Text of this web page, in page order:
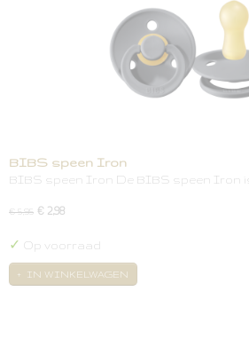
BIBS speen Iron
BIBS speen Iron De BIBS speen Iron is
€ 5,95 € 2,98
✓ Op voorraad
IN WINKELWAGEN